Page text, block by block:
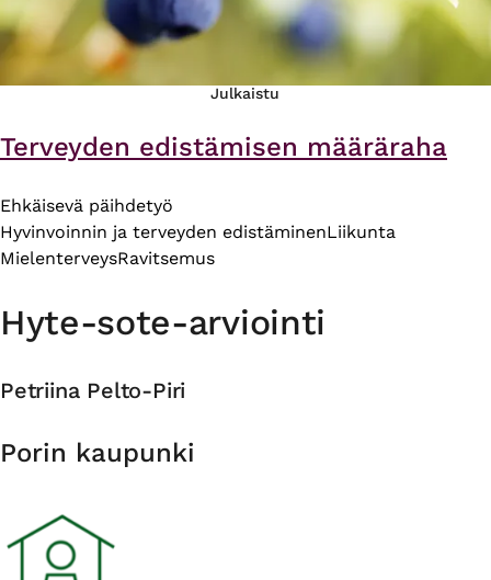
Julkaistu
Terveyden edistämisen määräraha
Ehkäisevä päihdetyö
Hyvinvoinnin ja terveyden edistäminenLiikunta
MielenterveysRavitsemus
Hyte-sote-arviointi
Petriina Pelto-Piri
Organisaatio
Porin kaupunki